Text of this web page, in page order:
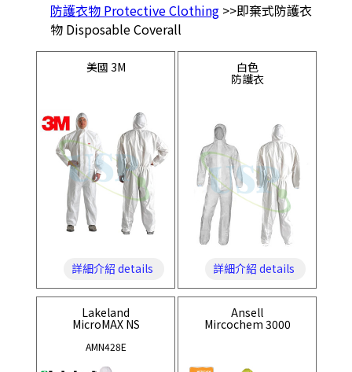
防護衣物 Protective Clothing >>即棄式防護衣
物 Disposable Coverall
美國 3M
詳細介紹 details
白色
防護衣
詳細介紹 details
Lakeland
MicroMAX NS
AMN428E
Ansell
Mircochem 3000